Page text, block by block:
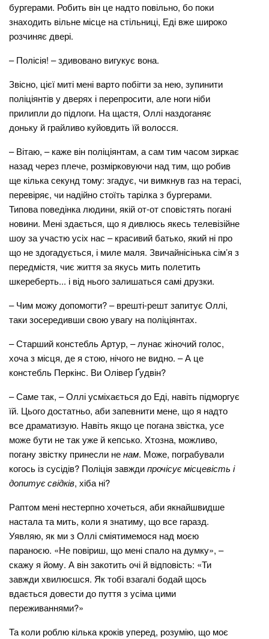
бургерами. Робить він це надто повільно, бо поки
знаходить вільне місце на стільниці, Еді вже широко
розчиняє двері.
– Полісія! – здивовано вигукує вона.
Звісно, цієї миті мені варто побігти за нею, зупинити
поліціянтів у дверях і перепросити, але ноги ніби
прилипли до підлоги. На щастя, Оллі наздоганяє
доньку й грайливо куйовдить їй волосся.
– Вітаю, – каже він поліціянтам, а сам тим часом зиркає
назад через плече, розмірковуючи над тим, що робив
ще кілька секунд тому: згадує, чи вимкнув газ на терасі,
перевіряє, чи надійно стоїть тарілка з бургерами.
Типова поведінка людини, якій от-от сповістять погані
новини. Мені здається, що я дивлюсь якесь телевізійне
шоу за участю усіх нас – красивий батько, який ні про
що не здогадується, і миле маля. Звичайнісінька сім’я з
передмістя, чиє життя за якусь мить полетить
шкереберть... і від нього залишаться самі друзки.
– Чим можу допомогти? – врешті-решт запитує Оллі,
таки зосередивши свою увагу на поліціянтах.
– Старший констебль Артур, – лунає жіночий голос,
хоча з місця, де я стою, нічого не видно. – А це
констебль Перкінс. Ви Олівер Ґудвін?
– Саме так, – Оллі усміхається до Еді, навіть підморгує
їй. Цього достатньо, аби запевнити мене, що я надто
все драматизую. Навіть якщо це погана звістка, усе
може бути не так уже й кепсько. Хтозна, можливо,
погану звістку принесли ненам. Може, пограбували
когось із сусідів? Поліція завждипрочісує місцевість і
допитує свідків, хіба ні?
Раптом мені нестерпно хочеться, аби якнайшвидше
настала та мить, коли я знатиму, що все гаразд.
Уявляю, як ми з Оллі сміятимемося над моєю
параноєю. «Не повіриш, що мені спало на думку», –
скажу я йому. А він закотить очі й відповість: «Ти
завжди хвилюєшся. Як тобі взагалі бодай щось
вдається довести до пуття з усіма цими
переживаннями?»
Та коли роблю кілька кроків уперед, розумію, що моє